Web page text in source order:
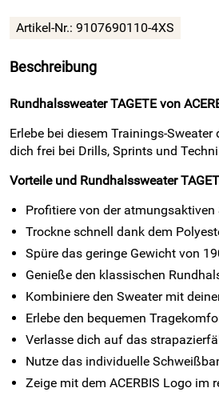
Artikel-Nr.: 9107690110-4XS
Beschreibung
Rundhalssweater TAGETE von
Erlebe bei diesem Trainings-
dich frei bei Drills, Sprints und
Vorteile und Rundhalssweater
Profitiere von der
Trockne schnell dank dem
Spüre das geringe Gewicht von
Genieße den klassischen
Kombiniere den Sweater mit
Erlebe den bequemen
Verlasse dich auf das
Nutze das individuelle
Zeige mit dem ACERBIS Logo im